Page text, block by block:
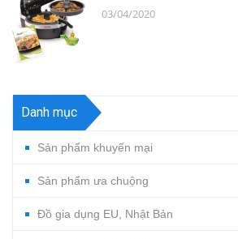
03/04/2020
Danh mục
Sản phẩm khuyến mại
Sản phẩm ưa chuộng
Đồ gia dụng EU, Nhật Bản